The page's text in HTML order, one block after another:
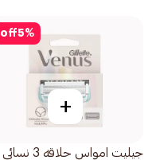
5%
off
+
جيليت امواس حلاقه 3 نسائي